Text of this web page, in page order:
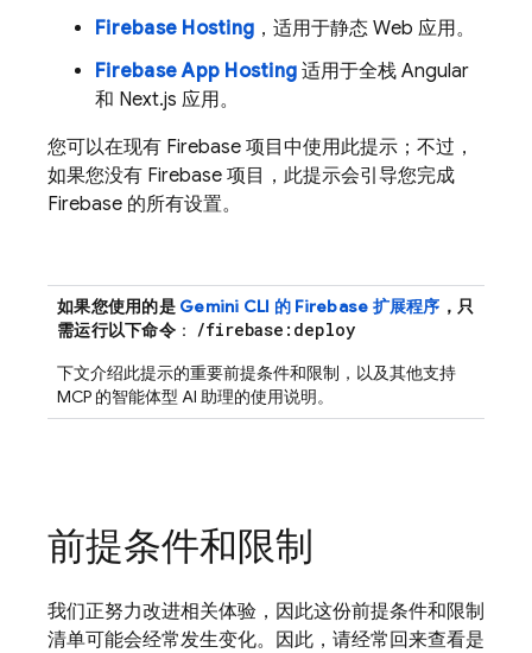
Firebase Hosting ，适用于静态 Web 应用。
Firebase App Hosting 适用于全栈 Angular
和 Next.js 应用。
您可以在现有 Firebase 项目中使用此提示；不过，
如果您没有 Firebase 项目，此提示会引导您完成
Firebase 的所有设置。
如果您使用的是 Gemini CLI 的 Firebase 扩展程序 ，只
需运行以下命令： /firebase:deploy
下文介绍此提示的重要前提条件和限制，以及其他支持
MCP 的智能体型 AI 助理的使用说明。
前提条件和限制
我们正努力改进相关体验，因此这份前提条件和限制
清单可能会经常发生变化。因此，请经常回来查看是